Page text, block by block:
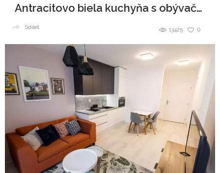
Antracitovo biela kuchyňa s obývačkou
0
13425
Sdílet